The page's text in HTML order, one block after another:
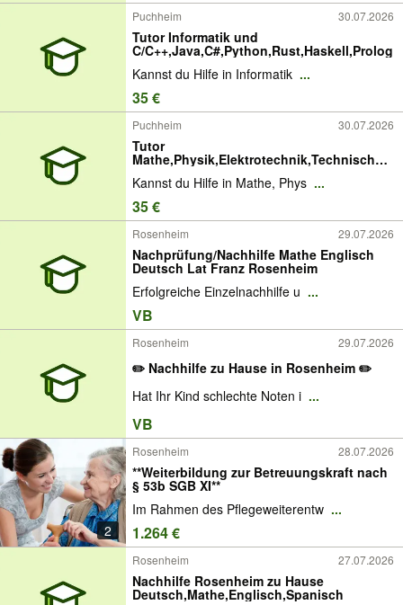
Puchheim 30.07.2026
Tutor Informatik und
C/C++,Java,C#,Python,Rust,Haskell,Prolog
Kannst du Hilfe in Informatik ...
35 €
Puchheim 30.07.2026
Tutor
Mathe,Physik,Elektrotechnik,Technische
Mechanik für Unis
Kannst du Hilfe in Mathe, Phys ...
35 €
Rosenheim 29.07.2026
Nachprüfung/Nachhilfe Mathe Englisch
Deutsch Lat Franz Rosenheim
Erfolgreiche Einzelnachhilfe u ...
VB
Rosenheim 29.07.2026
✏️ Nachhilfe zu Hause in Rosenheim ✏️
Hat Ihr Kind schlechte Noten i ...
VB
2
Rosenheim 28.07.2026
**Weiterbildung zur Betreuungskraft nach
§ 53b SGB XI**
Im Rahmen des Pflegeweiterentw ...
1.264 €
Rosenheim 27.07.2026
Nachhilfe Rosenheim zu Hause
Deutsch,Mathe,Englisch,Spanisch